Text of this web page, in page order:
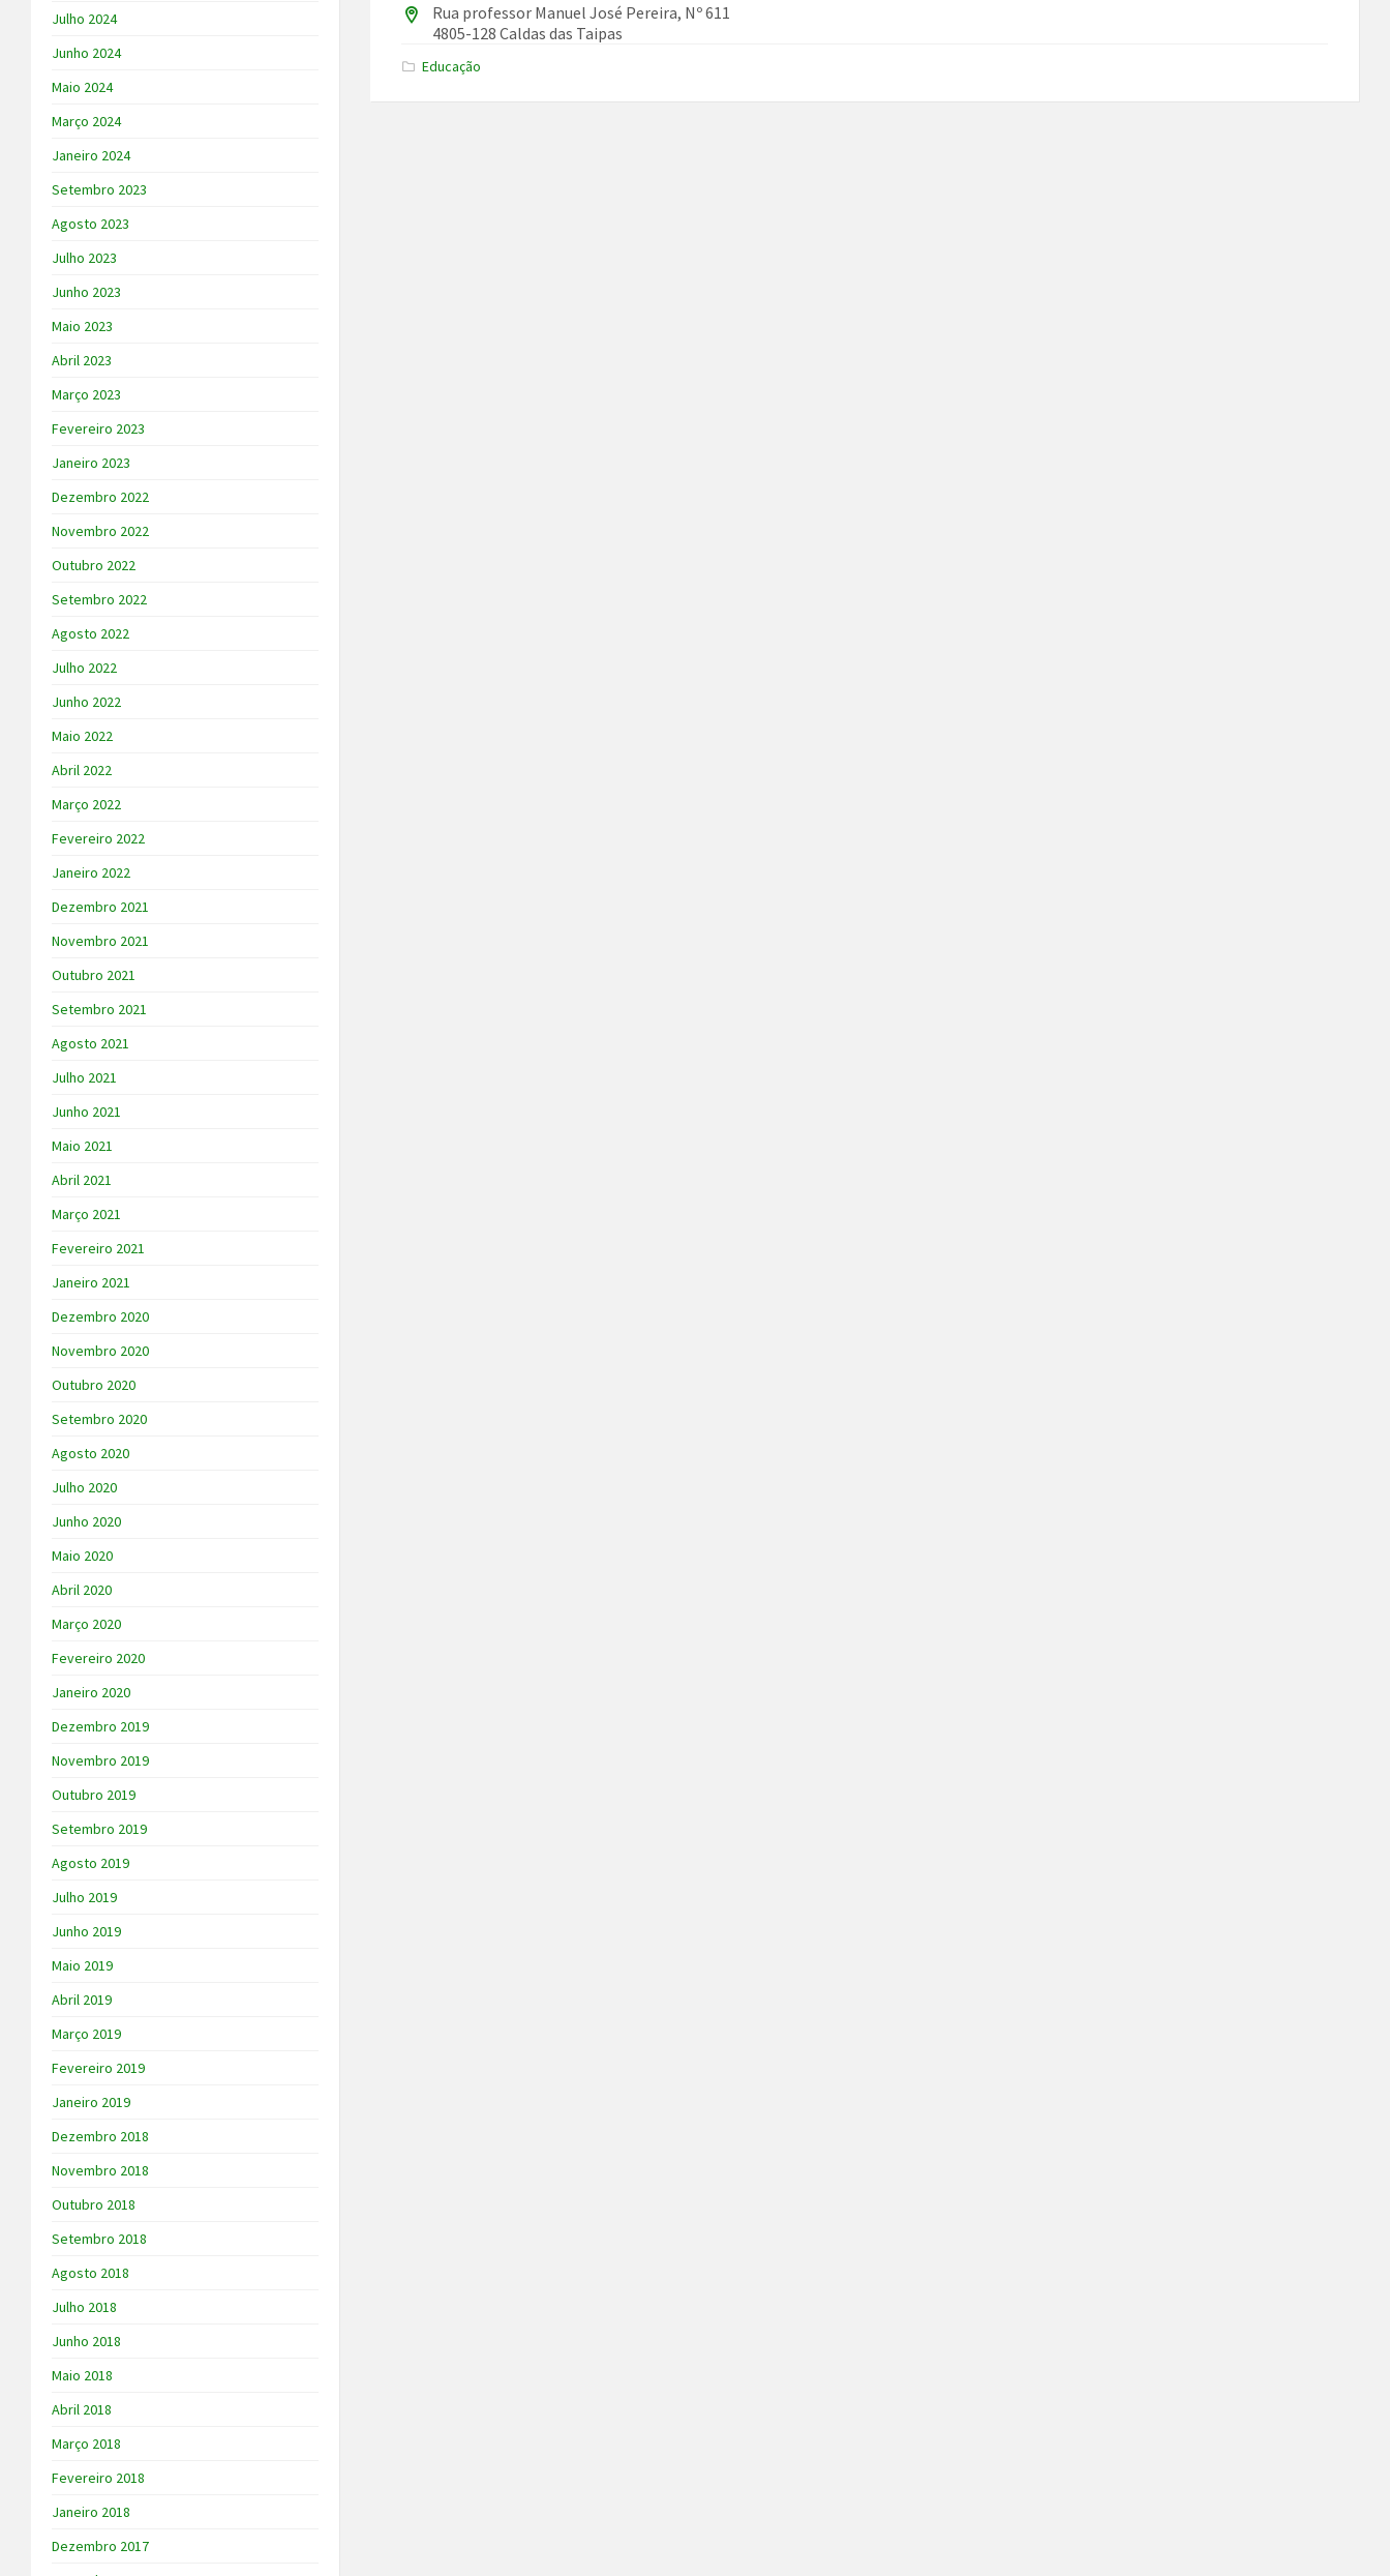
Rua professor Manuel José Pereira, Nº 611
4805-128 Caldas das Taipas
Educação
Julho 2024
Junho 2024
Maio 2024
Março 2024
Janeiro 2024
Setembro 2023
Agosto 2023
Julho 2023
Junho 2023
Maio 2023
Abril 2023
Março 2023
Fevereiro 2023
Janeiro 2023
Dezembro 2022
Novembro 2022
Outubro 2022
Setembro 2022
Agosto 2022
Julho 2022
Junho 2022
Maio 2022
Abril 2022
Março 2022
Fevereiro 2022
Janeiro 2022
Dezembro 2021
Novembro 2021
Outubro 2021
Setembro 2021
Agosto 2021
Julho 2021
Junho 2021
Maio 2021
Abril 2021
Março 2021
Fevereiro 2021
Janeiro 2021
Dezembro 2020
Novembro 2020
Outubro 2020
Setembro 2020
Agosto 2020
Julho 2020
Junho 2020
Maio 2020
Abril 2020
Março 2020
Fevereiro 2020
Janeiro 2020
Dezembro 2019
Novembro 2019
Outubro 2019
Setembro 2019
Agosto 2019
Julho 2019
Junho 2019
Maio 2019
Abril 2019
Março 2019
Fevereiro 2019
Janeiro 2019
Dezembro 2018
Novembro 2018
Outubro 2018
Setembro 2018
Agosto 2018
Julho 2018
Junho 2018
Maio 2018
Abril 2018
Março 2018
Fevereiro 2018
Janeiro 2018
Dezembro 2017